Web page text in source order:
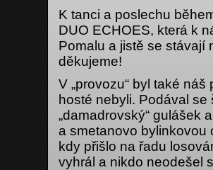
K tanci a poslechu
DUO ECHOES, která k
Pomalu a jistě se stávají
děkujeme!
V „provozu“ byl také
hosté nebyli. Podával
„damadrovský“ gulášek
a smetanovo bylinkovou
kdy přišlo na řadu
vyhrál a nikdo neodešel